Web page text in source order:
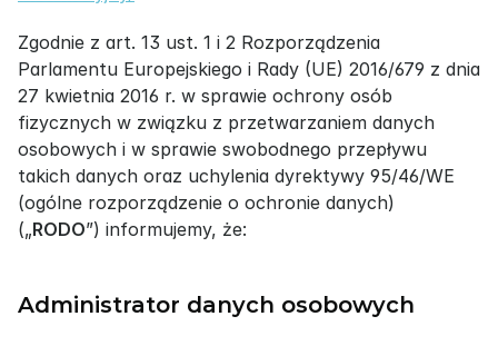
Zgodnie z art. 13 ust. 1 i 2 Rozporządzenia
Parlamentu Europejskiego i Rady (UE) 2016/679 z dnia
27 kwietnia 2016 r. w sprawie ochrony osób
fizycznych w związku z przetwarzaniem danych
osobowych i w sprawie swobodnego przepływu
takich danych oraz uchylenia dyrektywy 95/46/WE
(ogólne rozporządzenie o ochronie danych)
(„RODO”) informujemy, że:
Administrator danych osobowych